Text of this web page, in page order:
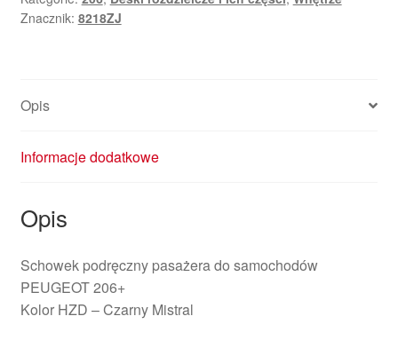
Znacznik: 8218ZJ
Opis
Informacje dodatkowe
Opis
Schowek podręczny pasażera do samochodów
PEUGEOT 206+
Kolor HZD – Czarny Mistral